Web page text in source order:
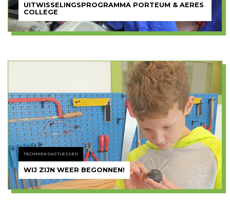
UITWISSELINGSPROGRAMMA PORTEUM & AERES
COLLEGE
TECHNIEK GASTLESSEN
WIJ ZIJN WEER BEGONNEN!